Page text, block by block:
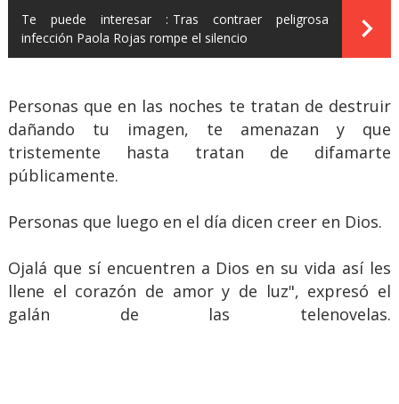
Te puede interesar : Tras contraer peligrosa
infección Paola Rojas rompe el silencio
Personas que en las noches te tratan de destruir
dañando tu imagen, te amenazan y que
tristemente hasta tratan de difamarte
públicamente.
Personas que luego en el día dicen creer en Dios.
Ojalá que sí encuentren a Dios en su vida así les
llene el corazón de amor y de luz", expresó el
galán de las telenovelas.